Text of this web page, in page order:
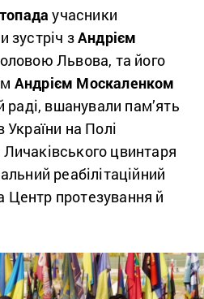
учасники
зустріч зАндрієм
Львова, та його
Андрієм Москаленком
раді, вшанували пам’ять
України на Полі
цвинтаря
реабілітаційний
Центр протезування й